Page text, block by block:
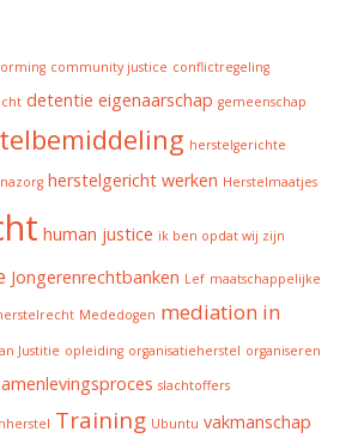
community justice conflictregeling
detentie eigenaarschap gemeenschap
herstelgerichte
herstelgericht werken Herstelmaatjes
human justice ik ben opdat wij zijn
Jongerenrechtbanken Lef maatschappelijke
Mededogen mediation in
Justitie opleiding organisatieherstel organiseren
slachtoffers
Training Ubuntu vakmanschap